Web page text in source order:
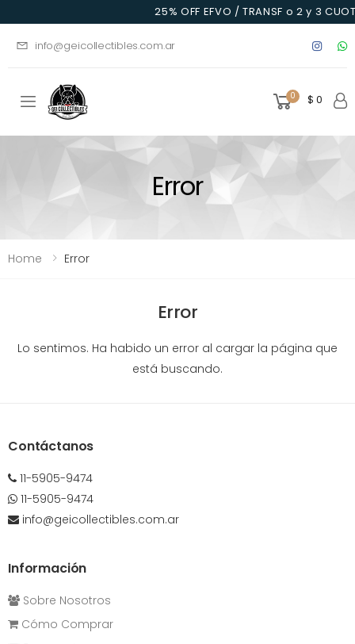
25% OFF EFVO / TRANSF o 2 y 3
info@geicollectibles.com.ar
Toggle mobile menu
0 $ 0
Error
Home Error
Error
Lo sentimos. Ha habido un error al cargar la página que
está buscando.
Contáctanos
11-5905-9474
11-5905-9474
info@geicollectibles.com.ar
Información
Sobre Nosotros
Cómo Comprar